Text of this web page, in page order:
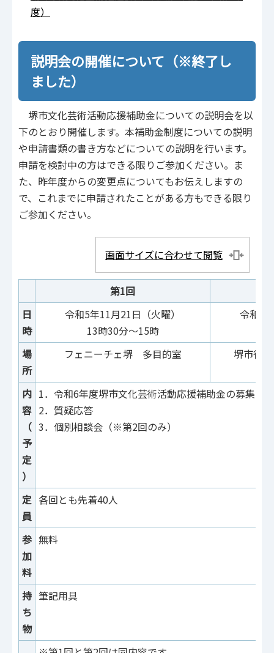
度）
説明会の開催について（※終了し
ました）
堺市文化芸術活動応援補助金についての説明会を以
下のとおり開催します。本補助金制度についての説明
や申請書類の書き方などについての説明を行います。
申請を検討中の方はできる限りご参加ください。ま
た、昨年度からの変更点についてもお伝えしますの
で、これまでに申請されたことがある方もできる限り
ご参加ください。
画面サイズに合わせて閲覧
第1回
日
時
令和5年11月21日（火曜）
13時30分～15時
令和5
場
所
フェニーチェ堺 多目的室 堺市役
内
容
（
予
定
）
1．令和6年度堺市文化芸術活動応援補助金の募集に
2．質疑応答
3．個別相談会（※第2回のみ）
定
員
各回とも先着40人
参
加
料
無料
持
ち
物
筆記用具